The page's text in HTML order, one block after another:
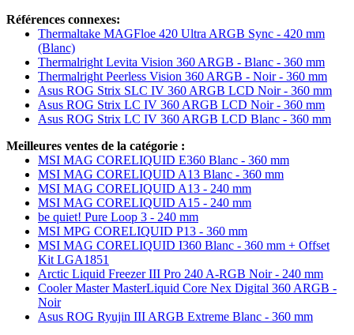
Références connexes:
Thermaltake MAGFloe 420 Ultra ARGB Sync - 420 mm
(Blanc)
Thermalright Levita Vision 360 ARGB - Blanc - 360 mm
Thermalright Peerless Vision 360 ARGB - Noir - 360 mm
Asus ROG Strix SLC IV 360 ARGB LCD Noir - 360 mm
Asus ROG Strix LC IV 360 ARGB LCD Noir - 360 mm
Asus ROG Strix LC IV 360 ARGB LCD Blanc - 360 mm
Meilleures ventes de la catégorie :
MSI MAG CORELIQUID E360 Blanc - 360 mm
MSI MAG CORELIQUID A13 Blanc - 360 mm
MSI MAG CORELIQUID A13 - 240 mm
MSI MAG CORELIQUID A15 - 240 mm
be quiet! Pure Loop 3 - 240 mm
MSI MPG CORELIQUID P13 - 360 mm
MSI MAG CORELIQUID I360 Blanc - 360 mm + Offset
Kit LGA1851
Arctic Liquid Freezer III Pro 240 A-RGB Noir - 240 mm
Cooler Master MasterLiquid Core Nex Digital 360 ARGB -
Noir
Asus ROG Ryujin III ARGB Extreme Blanc - 360 mm